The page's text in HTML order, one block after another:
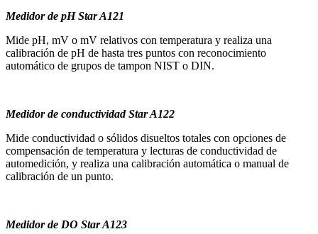
Medidor de pH Star A121
Mide pH, mV o mV relativos con temperatura y realiza una
calibración de pH de hasta tres puntos con reconocimiento
automático de grupos de tampon NIST o DIN.
Medidor de conductividad Star A122
Mide conductividad o sólidos disueltos totales con opciones de
compensación de temperatura y lecturas de conductividad de
automedición, y realiza una calibración automática o manual de
calibración de un punto.
Medidor de DO Star A123